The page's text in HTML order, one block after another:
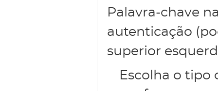
Palavra-chave
autenticação
superior
Escolha o tipo